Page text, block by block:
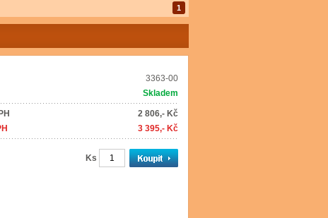
1
3363-00
Skladem
2 806,- Kč
3 395,- Kč
Ks